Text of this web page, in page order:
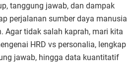
tanggung jawab, dan dampak
perjalanan sumber daya manusia
Agar tidak salah kaprah, mari kita
HRD vs personalia, lengkap
jawab, hingga data kuantitatif